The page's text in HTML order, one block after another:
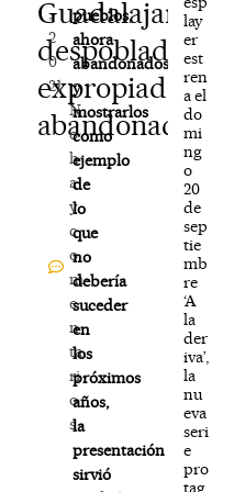
Guadalajara,
despoblados,
expropiados,
abandonados»
,
2
0
21
N
o
h
a
y
c
o
m
e
n
ta
ri
o
s
pueblos,
ahora
abandonados,
y
mostrarlos
como
ejemplo
de
lo
que
no
debería
suceder
en
los
próximos
años,
la
presentación
sirvió
lay
er
est
ren
a el
do
mi
ng
o
20
de
sep
tie
mb
re
‘A
la
der
iva’,
la
nu
eva
seri
e
pro
tag